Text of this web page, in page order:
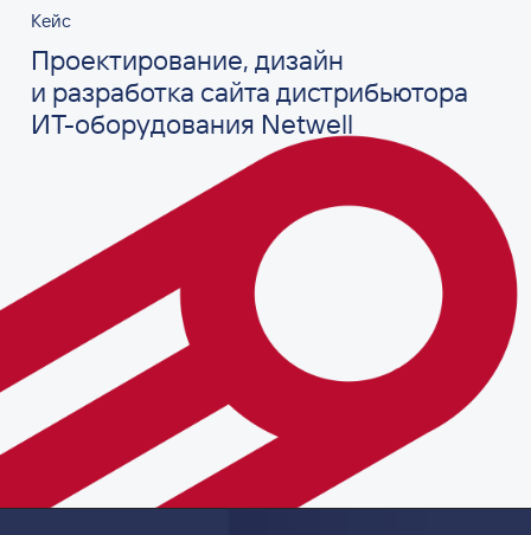
Кейс
Проектирование, дизайн
и разработка сайта дистрибьютора
ИТ-оборудования Netwell